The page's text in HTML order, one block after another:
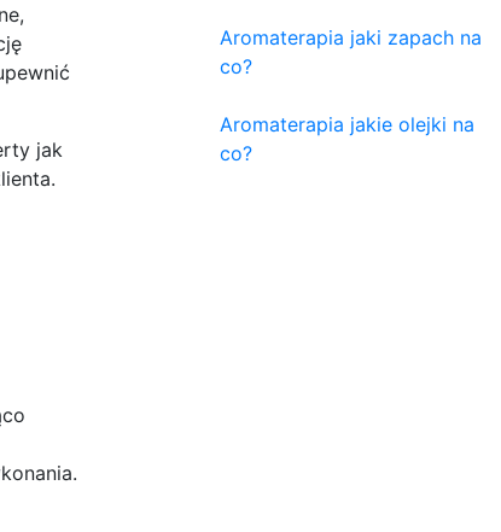
jak
Aromaterapia jaki zapach na
co?
Aromaterapia jakie olejki na
co?